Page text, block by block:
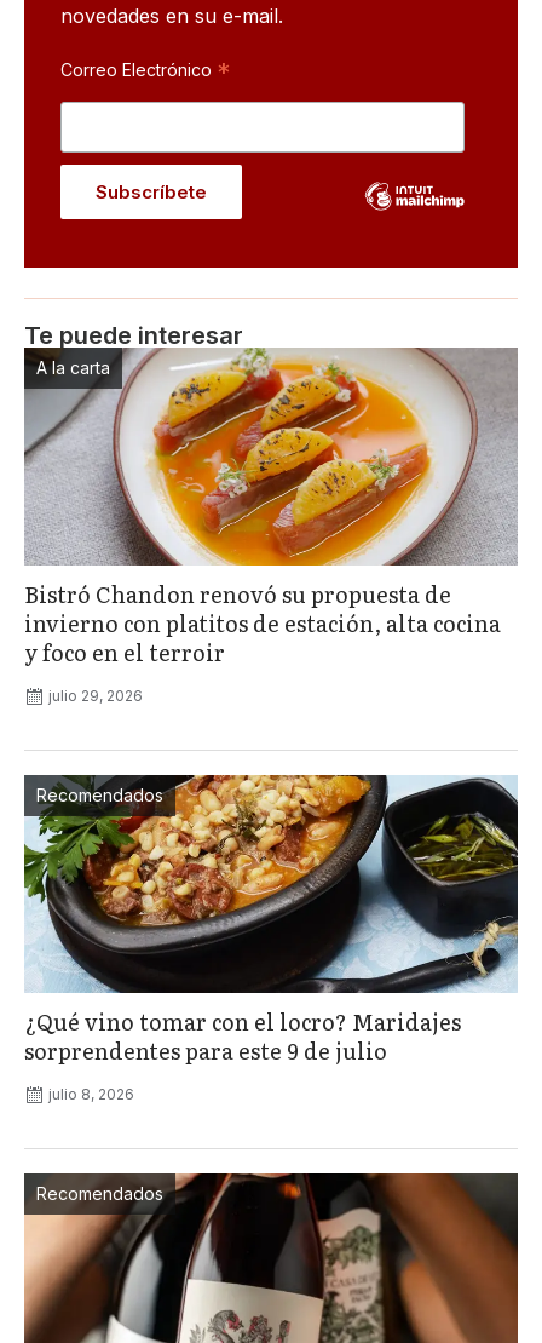
novedades en su e-mail.
Correo Electrónico *
Te puede interesar
A la carta
Bistró Chandon renovó su propuesta de
invierno con platitos de estación, alta cocina
y foco en el terroir
julio 29, 2026
Recomendados
¿Qué vino tomar con el locro? Maridajes
sorprendentes para este 9 de julio
julio 8, 2026
Recomendados